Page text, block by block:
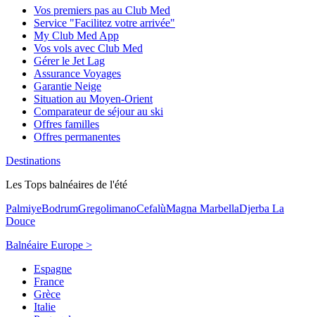
Vos premiers pas au Club Med
Service "Facilitez votre arrivée"
My Club Med App
Vos vols avec Club Med
Gérer le Jet Lag
Assurance Voyages
Garantie Neige
Situation au Moyen-Orient
Comparateur de séjour au ski
Offres familles
Offres permanentes
Destinations
Les Tops balnéaires de l'été
PalmiyeBodrumGregolimanoCefalùMagna MarbellaDjerba La
Douce
Balnéaire Europe >
Espagne
France
Grèce
Italie